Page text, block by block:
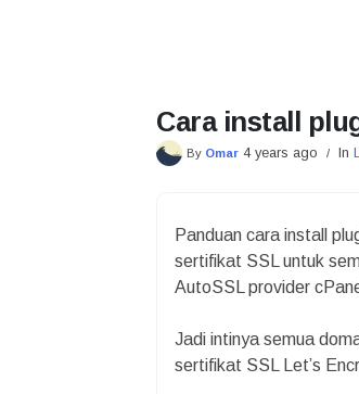
Cara install
By Omar 4 years ago / In
Panduan cara install
sertifikat SSL untuk
AutoSSL provider
Jadi intinya semua
sertifikat SSL Let’s